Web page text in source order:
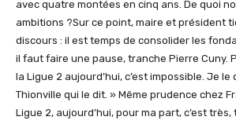
avec quatre montées en cinq ans. De quoi
ambitions ?Sur ce point, maire et président
discours : il est temps de consolider les
il faut faire une pause, tranche Pierre Cuny.
la Ligue 2 aujourd’hui, c’est impossible. Je le
Thionville qui le dit. » Même prudence chez
Ligue 2, aujourd’hui, pour ma part, c’est très,